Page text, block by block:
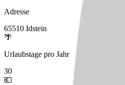
Adresse
65510 Idstein
🌴
Urlaubstage pro Jahr
30
💶